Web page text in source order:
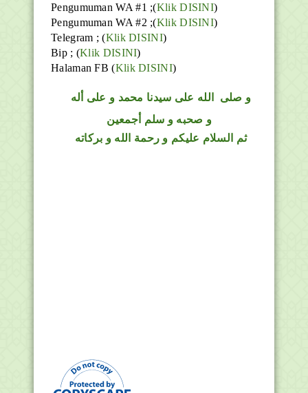
Pengumuman WA #1 ;(Klik DISINI)
Pengumuman WA #2 ;(Klik DISINI)
Telegram ;(Klik DISINI)
Bip ; (Klik DISINI)
Halaman FB(Klik DISINI)
و صلى الله على سيدنا محمد و على أله
و صحبه و سلم أجمعين
ثم السلام عليكم و رحمة الله و بركاته